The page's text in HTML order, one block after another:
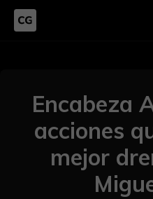
Encabeza
acciones
mejor